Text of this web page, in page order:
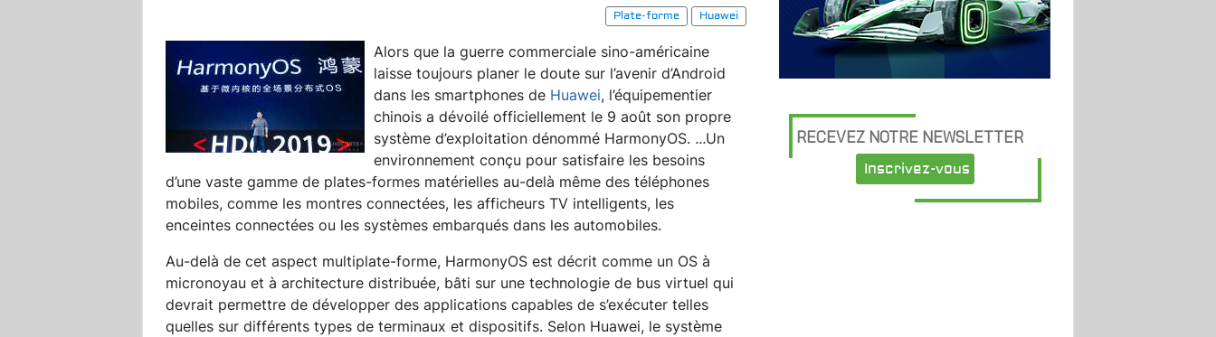
Plate-forme
Huawei
Alors que la guerre commerciale sino-américaine
laisse toujours planer le doute sur l’avenir d’Android
dans les smartphones de Huawei, l’équipementier
chinois a dévoilé officiellement le 9 août son propre
système d’exploitation dénommé HarmonyOS. ...Un
environnement conçu pour satisfaire les besoins
d’une vaste gamme de plates-formes matérielles au-delà même des téléphones
mobiles, comme les montres connectées, les afficheurs TV intelligents, les
enceintes connectées ou les systèmes embarqués dans les automobiles.
Au-delà de cet aspect multiplate-forme, HarmonyOS est décrit comme un OS à
micronoyau et à architecture distribuée, bâti sur une technologie de bus virtuel qui
devrait permettre de développer des applications capables de s’exécuter telles
quelles sur différents types de terminaux et dispositifs. Selon Huawei, le système
RECEVEZ NOTRE NEWSLETTER
Inscrivez-vous